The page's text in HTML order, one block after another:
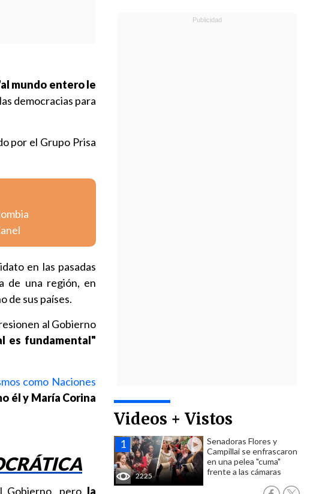
Videos + Vistos
2225
Senadoras Flores y
Campillai se enfrascaron
en una pelea "cuma"
frente a las cámaras
mundo entero le
democracias para
por el Grupo Prisa
en las pasadas
de una región, en
de sus países.
al Gobierno
es fundamental"
como Naciones
él y María Corina
Gobierno, pero la